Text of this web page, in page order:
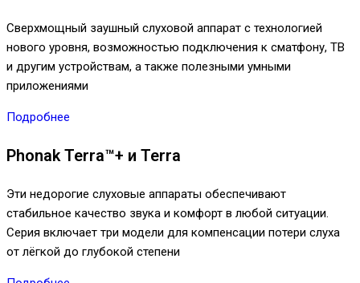
Сверхмощный заушный слуховой аппарат с технологией
нового уровня, возможностью подключения к сматфону, ТВ
и другим устройствам, а также полезными умными
приложениями
Подробнее
Phonak Terra™+ и Terra
Эти недорогие слуховые аппараты обеспечивают
стабильное качество звука и комфорт в любой ситуации.
Серия включает три модели для компенсации потери слуха
от лёгкой до глубокой степени